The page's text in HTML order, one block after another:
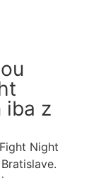
iba z
Night